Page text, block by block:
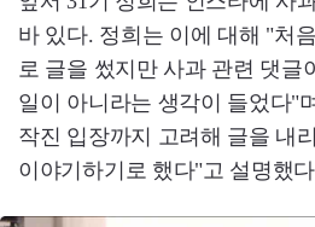
바 있다. 정희는 이에 대해 "처
로 글을 썼지만 사과 관련 댓글
일이 아니라는 생각이 들었다"
작진 입장까지 고려해 글을 내
이야기하기로 했다"고 설명했